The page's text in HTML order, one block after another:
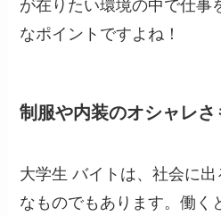
が在りたい環境の中で仕事
なポイントですよね！
制服や内装のオシャレさ
大学生 バイトは、社会に
なものでもあります。働く